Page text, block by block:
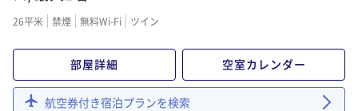
26平米 禁煙 無料Wi-Fi ツイン
部屋詳細 空室カレンダー
航空券付き宿泊プランを検索